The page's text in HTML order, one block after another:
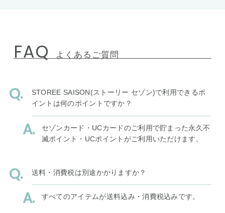
FAQ よくあるご質問
STOREE SAISON(ストーリー セゾン)で利用できるポ
イントは何のポイントですか？
セゾンカード・UCカードのご利用で貯まった永久不
滅ポイント・UCポイントがご利用いただけます。
送料・消費税は別途かかりますか？
すべてのアイテムが送料込み・消費税込みです。